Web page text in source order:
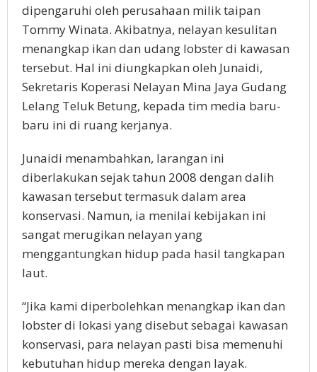
dipengaruhi oleh perusahaan milik taipan
Tommy Winata. Akibatnya, nelayan kesulitan
menangkap ikan dan udang lobster di kawasan
tersebut. Hal ini diungkapkan oleh Junaidi,
Sekretaris Koperasi Nelayan Mina Jaya Gudang
Lelang Teluk Betung, kepada tim media baru-
baru ini di ruang kerjanya.
Junaidi menambahkan, larangan ini
diberlakukan sejak tahun 2008 dengan dalih
kawasan tersebut termasuk dalam area
konservasi. Namun, ia menilai kebijakan ini
sangat merugikan nelayan yang
menggantungkan hidup pada hasil tangkapan
laut.
“Jika kami diperbolehkan menangkap ikan dan
lobster di lokasi yang disebut sebagai kawasan
konservasi, para nelayan pasti bisa memenuhi
kebutuhan hidup mereka dengan layak.